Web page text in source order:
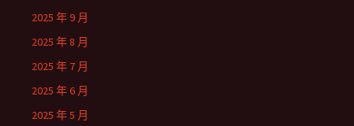
2025 年 9 月
2025 年 8 月
2025 年 7 月
2025 年 6 月
2025 年 5 月